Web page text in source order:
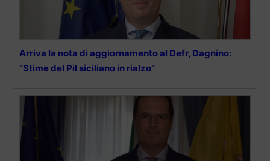
Arriva la nota di aggiornamento al Defr, Dagnino:
“Stime del Pil siciliano in rialzo”